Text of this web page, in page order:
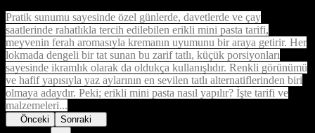
Pratik sunumu sayesinde özel günlerde, davetlerde ve çay
saatlerinde rahatlıkla tercih edilebilen erikli mini pasta tarifi,
meyvenin ferah aromasıyla kremanın uyumunu bir araya getirir. Her
lokmada dengeli bir tat sunan bu zarif tatlı, küçük porsiyonları
sayesinde ikramlık olarak da oldukça kullanışlıdır. Renkli görünümü
ve hafif yapısıyla yaz aylarının en sevilen tatlı alternatiflerinden biri
olmaya adaydır. Peki; erikli mini pasta nasıl yapılır? İşte tarifi ve
malzemeleri...
Önceki Sonraki